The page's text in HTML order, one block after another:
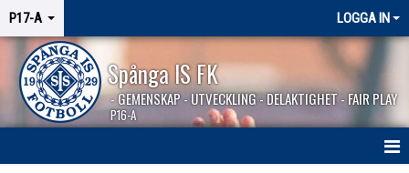
P17-A LOGGA IN
Spånga IS FK
- GEMENSKAP - UTVECKLING - DELAKTIGHET - FAIR PLAY
P16-A